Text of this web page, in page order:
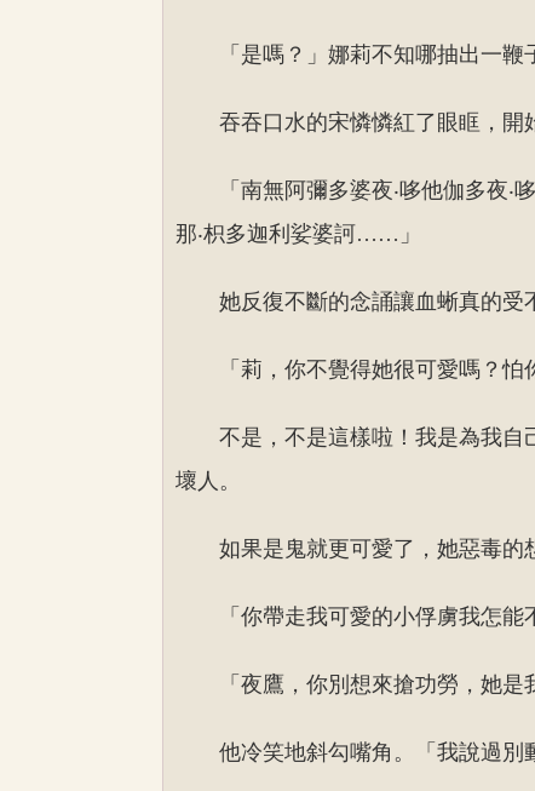
「是嗎？」娜莉不知哪抽出一
吞吞口水的宋憐憐紅了眼眶，開
「南無阿彌多婆夜‧哆他伽多夜‧
那‧枳多迦利娑婆訶……」
她反復不斷的念誦讓血蜥真的受
「莉，你不覺得她很可愛嗎？
不是，不是這樣啦！我是為我自
壞人。
如果是鬼就更可愛了，她惡毒的
「你帶走我可愛的小俘虜我怎
「夜鷹，你別想來搶功勞，她是
他冷笑地斜勾嘴角。「我說過別